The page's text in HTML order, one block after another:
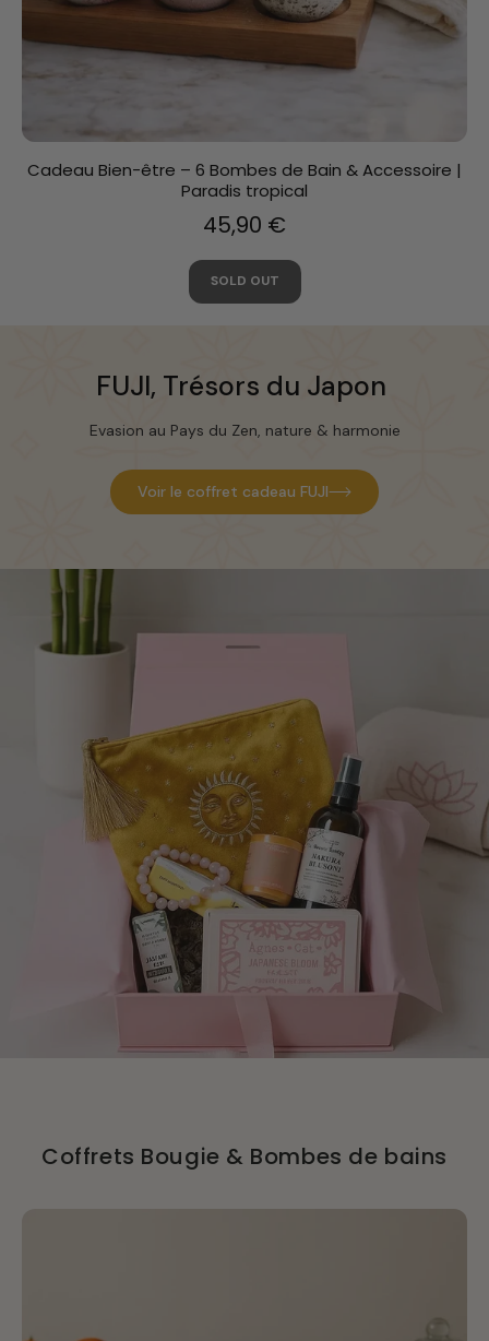
Cadeau Bien-être – 6 Bombes de Bain + Bougie +
Fleurs de savon | Les amoureux
59,40 €
AJOUTER AU PANIER
FUJI, Trésors du Japon
Evasion au Pays du Zen, nature & harmonie
Voir le coffret cadeau FUJI
Coffrets Bougie & Bombes de bains